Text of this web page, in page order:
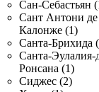
Сан-Себастьян
Сант Антони де
Калонже (1)
Санта-Брихида
Санта-Эулалия-
Ронсана (1)
Сиджес (2)